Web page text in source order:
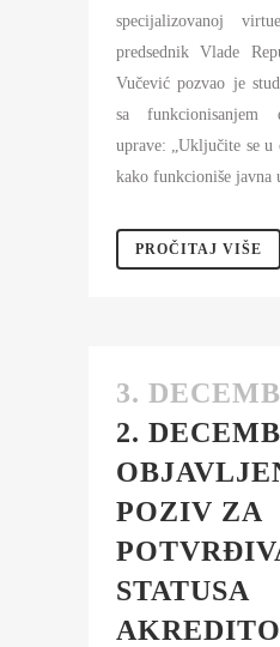
specijalizovanoj
predsednik Vlade
Vučević pozvao je
sa
uprave: „Uključite se u
kako funkcioniše javna
PROČITAJ VIŠE
3.
2.
POZIV ZA
STATUSA